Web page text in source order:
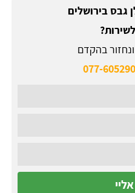
גבס בירושלים
בהקדם
077-